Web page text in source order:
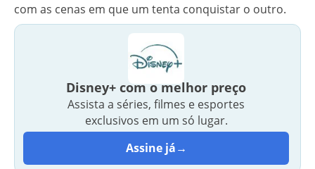
com as cenas em que um tenta conquistar o outro.
Disney+ com o melhor preço
Assista a séries, filmes e esportes
exclusivos em um só lugar.
Assine já→